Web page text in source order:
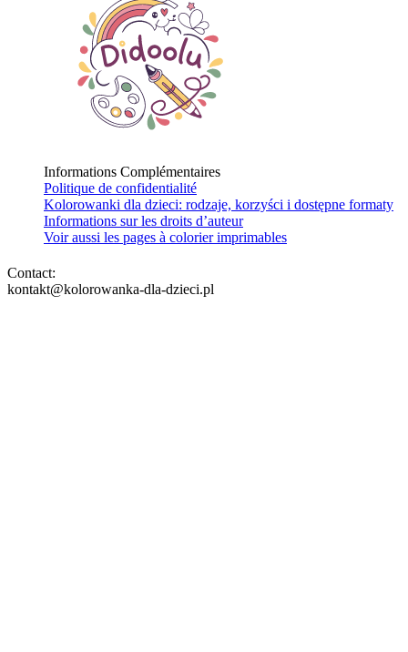
Informations Complémentaires
Politique de confidentialité
Kolorowanki dla dzieci: rodzaje, korzyści i dostępne formaty
Informations sur les droits d’auteur
Voir aussi les pages à colorier imprimables
Contact:
kontakt@kolorowanka-dla-dzieci.pl